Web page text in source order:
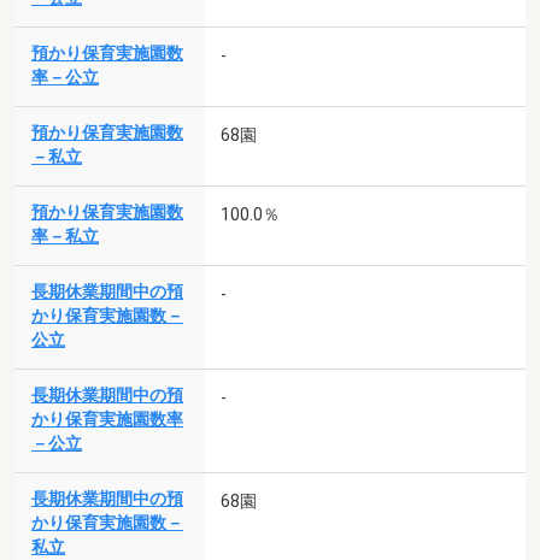
預かり保育実施園数
率－公立
-
預かり保育実施園数
－私立
68園
預かり保育実施園数
率－私立
100.0％
長期休業期間中の預
かり保育実施園数－
公立
-
長期休業期間中の預
かり保育実施園数率
－公立
-
長期休業期間中の預
かり保育実施園数－
私立
68園